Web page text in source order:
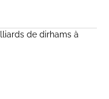
de dirhams à